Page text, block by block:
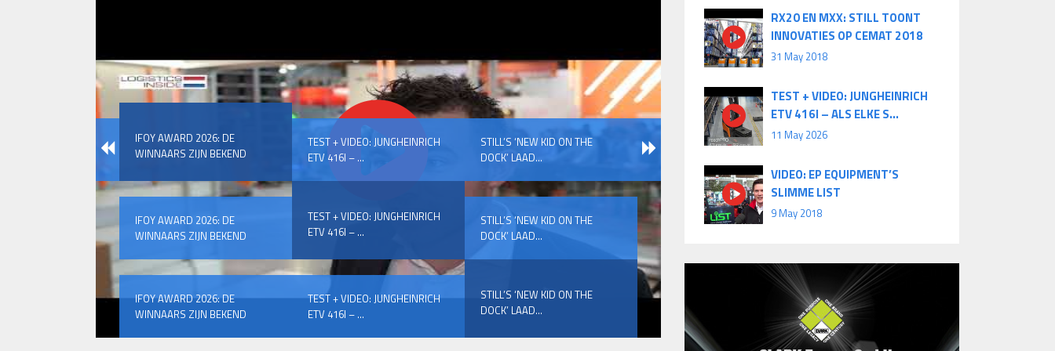
IFOY AWARD 2026: DE
WINNAARS ZIJN BEKEND
TEST + VIDEO: JUNGHEINRICH
ETV 416I – ...
STILL’S ‘NEW KID ON THE
DOCK’ LAAD...
IFOY AWARD 2026: DE
WINNAARS ZIJN BEKEND
TEST + VIDEO: JUNGHEINRICH
ETV 416I – ...
STILL’S ‘NEW KID ON THE
DOCK’ LAAD...
IFOY AWARD 2026: DE
WINNAARS ZIJN BEKEND
TEST + VIDEO: JUNGHEINRICH
ETV 416I – ...
STILL’S ‘NEW KID ON THE
DOCK’ LAAD...
RX20 EN MXX: STILL TOONT
INNOVATIES OP CEMAT 2018
31 May 2018
TEST + VIDEO: JUNGHEINRICH
ETV 416I – ALS ELKE S...
11 May 2026
VIDEO: EP EQUIPMENT’S
SLIMME LIST
9 May 2018